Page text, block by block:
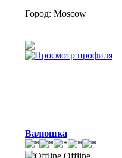
Город: Moscow
Валюшка